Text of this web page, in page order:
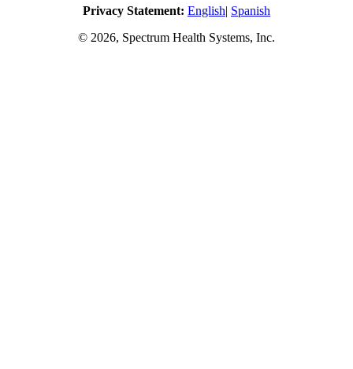
Privacy Statement: English| Spanish
© 2026, Spectrum Health Systems, Inc.